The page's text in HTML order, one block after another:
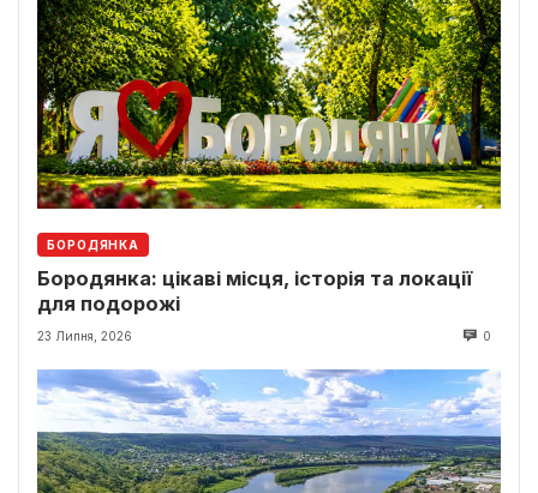
БОРОДЯНКА
Бородянка: цікаві місця, історія та локації
для подорожі
23 Липня, 2026 0